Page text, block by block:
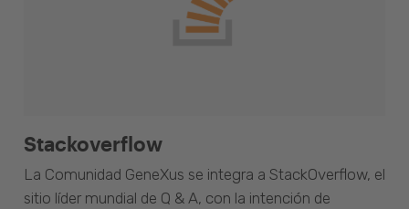
Stackoverflow
La Comunidad GeneXus se integra a StackOverflow, el
sitio líder mundial de Q & A, con la intención de